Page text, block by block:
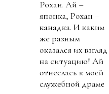
Рохан. Ай –
японка, Рохан –
канадка. И каким
же разным
оказался их взгляд
на ситуацию! Ай
отнеслась к моей
служебной драме